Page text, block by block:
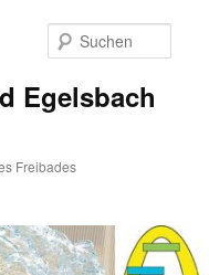
Egelsbach
Freibades